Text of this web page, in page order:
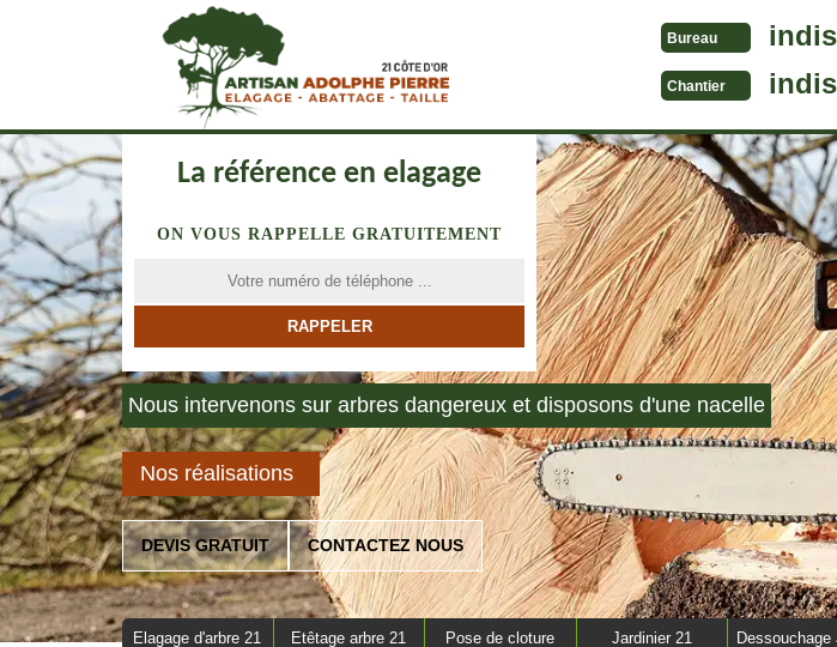
Bureau
Chantier
La référence en elagage
ON VOUS RAPPELLE GRATUITEMENT
Nous intervenons sur arbres dangereux et disposons d'une nacelle
Nos réalisations
DEVIS GRATUIT CONTACTEZ NOUS
Elagage d'arbre 21 Etêtage arbre 21
Pose de cloture
Jardinier 21
Dessouchage